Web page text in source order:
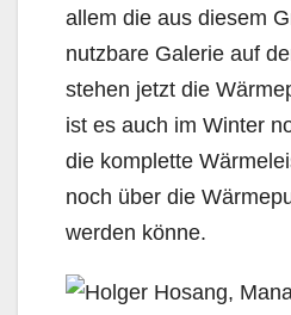
allem die aus diesem
nutzbare Galerie auf
stehen jetzt die
ist es auch im Winter
die komplette
noch über die
werden könne.